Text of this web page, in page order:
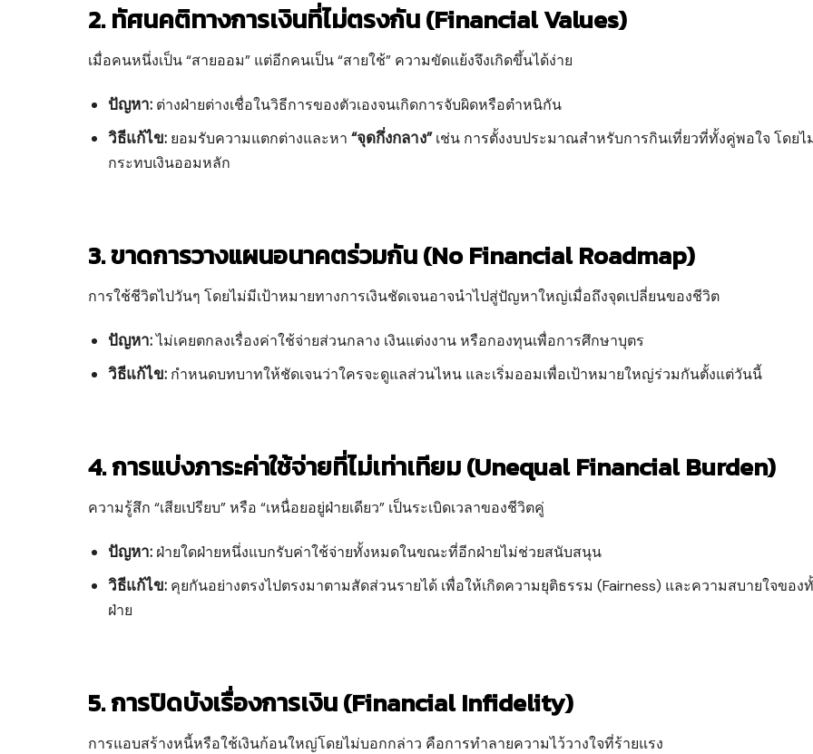
2. ทัศนคติทางการเงินที่ไม่ตรงกัน (Financial Values)
เมื่อคนหนึ่งเป็น “สายออม” แต่อีกคนเป็น “สายใช้” ความขัดแย้งจึงเกิดขึ้นได้ง่าย
ปัญหา: ต่างฝ่ายต่างเชื่อในวิธีการของตัวเองจนเกิดการจับผิดหรือตำหนิกัน
วิธีแก้ไข: ยอมรับความแตกต่างและหา“จุดกึ่งกลาง”เช่น การตั้งงบประมาณสำหรับการกินเที่ยวที่ทั้งคู่พอใจ โดยไ
กระทบเงินออมหลัก
3. ขาดการวางแผนอนาคตร่วมกัน (No Financial Roadmap)
การใช้ชีวิตไปวันๆ โดยไม่มีเป้าหมายทางการเงินชัดเจนอาจนำไปสู่ปัญหาใหญ่เมื่อถึงจุดเปลี่ยนของชีวิต
ปัญหา:ไม่เคยตกลงเรื่องค่าใช้จ่ายส่วนกลาง เงินแต่งงาน หรือกองทุนเพื่อการศึกษาบุตร
วิธีแก้ไข: กำหนดบทบาทให้ชัดเจนว่าใครจะดูแลส่วนไหน และเริ่มออมเพื่อเป้าหมายใหญ่ร่วมกันตั้งแต่วันนี้
4. การแบ่งภาระค่าใช้จ่ายที่ไม่เท่าเทียม (Unequal Financial Burden)
ความรู้สึก “เสียเปรียบ” หรือ “เหนื่อยอยู่ฝ่ายเดียว” เป็นระเบิดเวลาของชีวิตคู่
ปัญหา: ฝ่ายใดฝ่ายหนึ่งแบกรับค่าใช้จ่ายทั้งหมดในขณะที่อีกฝ่ายไม่ช่วยสนับสนุน
วิธีแก้ไข: คุยกันอย่างตรงไปตรงมาตามสัดส่วนรายได้ เพื่อให้เกิดความยุติธรรม (Fairness) และความสบายใจของ
ฝ่าย
5. การปิดบังเรื่องการเงิน (Financial Infidelity)
การแอบสร้างหนี้หรือใช้เงินก้อนใหญ่โดยไม่บอกกล่าว คือการทำลายความไว้วางใจที่ร้ายแรง